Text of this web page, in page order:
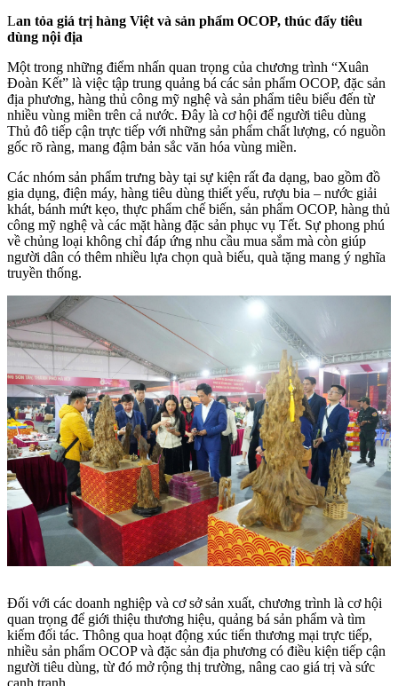
Lan tỏa giá trị hàng Việt và sản phẩm OCOP, thúc đẩy tiêu
dùng nội địa
Một trong những điểm nhấn quan trọng của chương trình “Xuân
Đoàn Kết” là việc tập trung quảng bá các sản phẩm OCOP, đặc sản
địa phương, hàng thủ công mỹ nghệ và sản phẩm tiêu biểu đến từ
nhiều vùng miền trên cả nước. Đây là cơ hội để người tiêu dùng
Thủ đô tiếp cận trực tiếp với những sản phẩm chất lượng, có nguồn
gốc rõ ràng, mang đậm bản sắc văn hóa vùng miền.
Các nhóm sản phẩm trưng bày tại sự kiện rất đa dạng, bao gồm đồ
gia dụng, điện máy, hàng tiêu dùng thiết yếu, rượu bia – nước giải
khát, bánh mứt kẹo, thực phẩm chế biến, sản phẩm OCOP, hàng thủ
công mỹ nghệ và các mặt hàng đặc sản phục vụ Tết. Sự phong phú
về chủng loại không chỉ đáp ứng nhu cầu mua sắm mà còn giúp
người dân có thêm nhiều lựa chọn quà biếu, quà tặng mang ý nghĩa
truyền thống.
Đối với các doanh nghiệp và cơ sở sản xuất, chương trình là cơ hội
quan trọng để giới thiệu thương hiệu, quảng bá sản phẩm và tìm
kiếm đối tác. Thông qua hoạt động xúc tiến thương mại trực tiếp,
nhiều sản phẩm OCOP và đặc sản địa phương có điều kiện tiếp cận
người tiêu dùng, từ đó mở rộng thị trường, nâng cao giá trị và sức
cạnh tranh.